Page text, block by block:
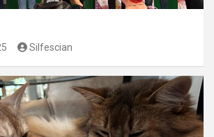
Silfescian